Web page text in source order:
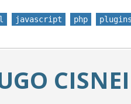
javascript php